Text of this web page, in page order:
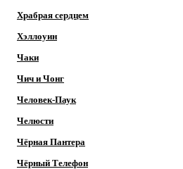
Храбрая сердцем
Хэллоуин
Чаки
Чич и Чонг
Человек-Паук
Челюсти
Чёрная Пантера
Чёрный Телефон